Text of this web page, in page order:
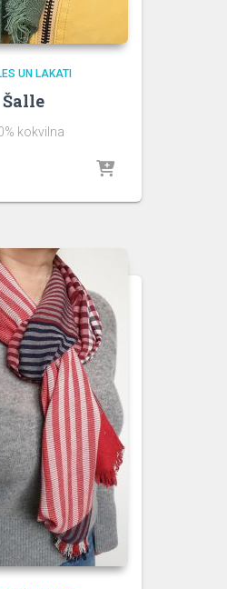
UN LAKATI
Šalle
kokvilna